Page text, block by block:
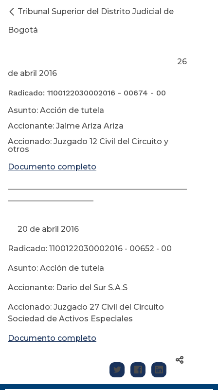
Tribunal Superior del Distrito Judicial de
Bogotá
26
de abril 2016
Radicado: 1100122030002016 - 00674 - 00
Asunto: Acción de tutela
Accionante: Jaime Ariza Ariza
Accionado: Juzgado 12 Civil del Circuito y
otros
Documento completo
20 de abril 2016
Radicado: 1100122030002016 - 00652 - 00
Asunto: Acción de tutela
Accionante: Dario del Sur S.A.S
Accionado: Juzgado 27 Civil del Circuito
Sociedad de Activos Especiales
Documento completo